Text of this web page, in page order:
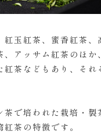
紅玉紅茶、蜜香紅茶、
、アッサム紅茶のほか
紅茶などもあり、それ
茶で培われた栽培・製
茶の特徴です。